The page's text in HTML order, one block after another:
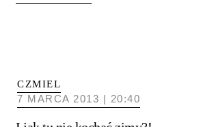
CZMIEL
7 MARCA 2013 | 20:40